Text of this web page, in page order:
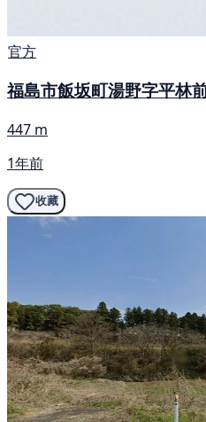
官方
福島市飯坂町湯野字平林
447 m
1年前
收藏